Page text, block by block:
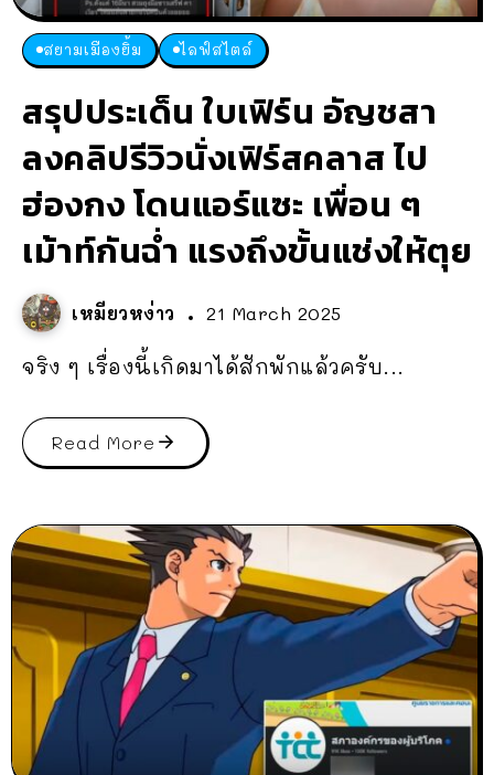
สยามเมืองยิ้ม ไลฟ์สไตล์
สรุปประเด็น ใบเฟิร์น อัญชสา
ลงคลิปรีวิวนั่งเฟิร์สคลาส ไป
ฮ่องกง โดนแอร์แซะ เพื่อน ๆ
เม้าท์กันฉ่ำ แรงถึงขั้นแช่งให้ตุย
เหมียวหง่าว 21 March 2025
จริง ๆ เรื่องนี้เกิดมาได้สักพักแล้วครับ...
Read More